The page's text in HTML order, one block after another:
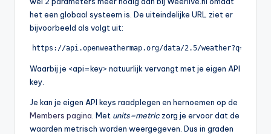
het een globaal systeem is. De uiteindelijke URL ziet er
bijvoorbeeld als volgt uit:
https://api.openweathermap.org/data/2.5/
Waarbij je <api=key> natuurlijk vervangt met je eigen API
key.
Je kan je eigen API keys raadplegen en hernoemen op de
Members pagina . Met units=metriczorg je ervoor dat de
waarden metrisch worden weergegeven. Dus in graden